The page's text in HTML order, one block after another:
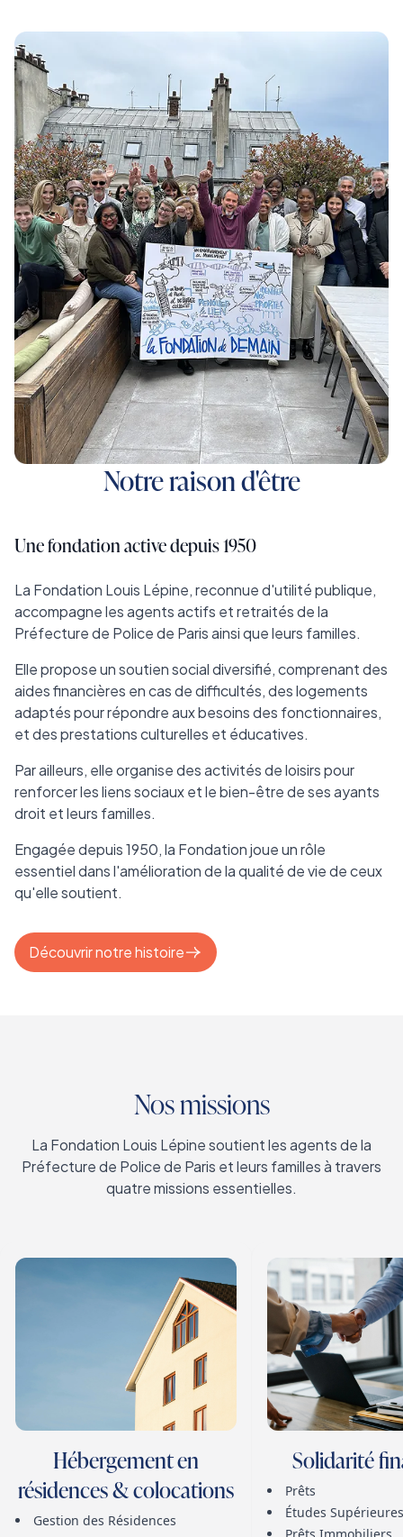
Notre raison d'être
Une fondation active depuis 1950
La Fondation Louis Lépine, reconnue d'utilité publique,
accompagne les agents actifs et retraités de la
Préfecture de Police de Paris ainsi que leurs familles.
Elle propose un soutien social diversifié, comprenant des
aides financières en cas de difficultés, des logements
adaptés pour répondre aux besoins des fonctionnaires,
et des prestations culturelles et éducatives.
Par ailleurs, elle organise des activités de loisirs pour
renforcer les liens sociaux et le bien-être de ses ayants
droit et leurs familles.
Engagée depuis 1950, la Fondation joue un rôle
essentiel dans l'amélioration de la qualité de vie de ceux
qu'elle soutient.
Découvrir notre histoire
Nos missions
La Fondation Louis Lépine soutient les agents de la
Préfecture de Police de Paris et leurs familles à travers
quatre missions essentielles.
Hébergement en
résidences & colocations
Gestion des Résidences
Solidarité
Prêts
Études Supérieures